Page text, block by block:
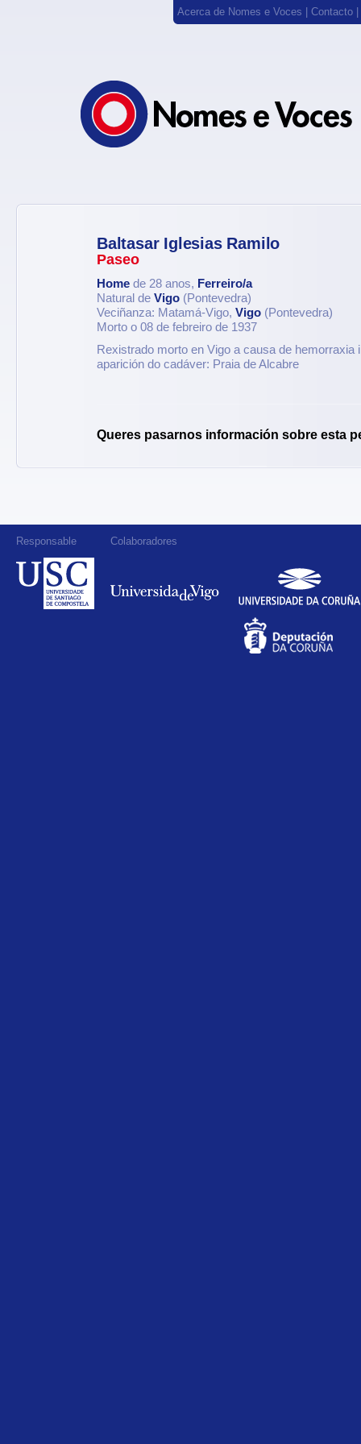
Acerca de Nomes e Voces Contacto
Baltasar Iglesias Ramilo
Paseo
Home de 28 anos, Ferreiro/a
Natural de Vigo (Pontevedra)
Veciñanza: Matamá-Vigo, Vigo (Pontevedra)
Morto o 08 de febreiro de 1937
Rexistrado morto en Vigo a causa de hemorraxia
aparición do cadáver: Praia de Alcabre
Queres pasarnos información sobre esta
Responsable Colaboradores